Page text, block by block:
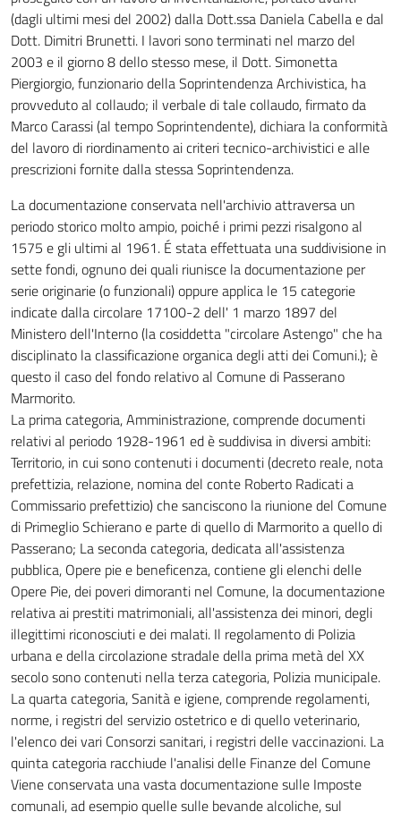
(dagli ultimi mesi del 2002) dalla Dott.ssa Daniela Cabella e dal
Dott. Dimitri Brunetti. I lavori sono terminati nel marzo del
2003 e il giorno 8 dello stesso mese, il Dott. Simonetta
Piergiorgio, funzionario della Soprintendenza Archivistica, ha
provveduto al collaudo; il verbale di tale collaudo, firmato da
Marco Carassi (al tempo Soprintendente), dichiara la conformità
del lavoro di riordinamento ai criteri tecnico-archivistici e alle
prescrizioni fornite dalla stessa Soprintendenza.
La documentazione conservata nell'archivio attraversa un
periodo storico molto ampio, poiché i primi pezzi risalgono al
1575 e gli ultimi al 1961. É stata effettuata una suddivisione in
sette fondi, ognuno dei quali riunisce la documentazione per
serie originarie (o funzionali) oppure applica le 15 categorie
indicate dalla circolare 17100-2 dell' 1 marzo 1897 del
Ministero dell'Interno (la cosiddetta "circolare Astengo" che ha
disciplinato la classificazione organica degli atti dei Comuni.); è
questo il caso del fondo relativo al Comune di Passerano
Marmorito.
La prima categoria, Amministrazione, comprende documenti
relativi al periodo 1928-1961 ed è suddivisa in diversi ambiti:
Territorio, in cui sono contenuti i documenti (decreto reale, nota
prefettizia, relazione, nomina del conte Roberto Radicati a
Commissario prefettizio) che sanciscono la riunione del Comune
di Primeglio Schierano e parte di quello di Marmorito a quello di
Passerano; La seconda categoria, dedicata all'assistenza
pubblica, Opere pie e beneficenza, contiene gli elenchi delle
Opere Pie, dei poveri dimoranti nel Comune, la documentazione
relativa ai prestiti matrimoniali, all'assistenza dei minori, degli
illegittimi riconosciuti e dei malati. Il regolamento di Polizia
urbana e della circolazione stradale della prima metà del XX
secolo sono contenuti nella terza categoria, Polizia municipale.
La quarta categoria, Sanità e igiene, comprende regolamenti,
norme, i registri del servizio ostetrico e di quello veterinario,
l'elenco dei vari Consorzi sanitari, i registri delle vaccinazioni. La
quinta categoria racchiude l'analisi delle Finanze del Comune
Viene conservata una vasta documentazione sulle Imposte
comunali, ad esempio quelle sulle bevande alcoliche, sul